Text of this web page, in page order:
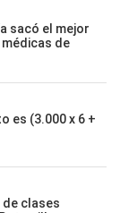
sacó el mejor
de
es (3.000 x 6 +
de clases